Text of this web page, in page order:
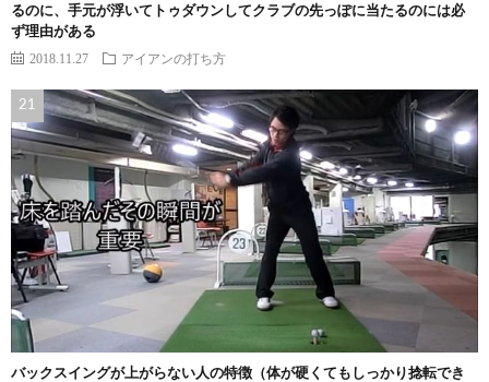
るのに、手元が浮いてトゥダウンしてクラブの先っぽに当たるのには必
ず理由がある
2018.11.27 アイアンの打ち方
バックスイングが上がらない人の特徴（体が硬くてもしっかり捻転でき